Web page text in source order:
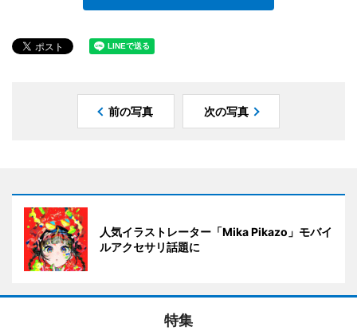
前の写真 次の写真
人気イラストレーター「Mika Pikazo」モバイ
ルアクセサリ話題に
特集